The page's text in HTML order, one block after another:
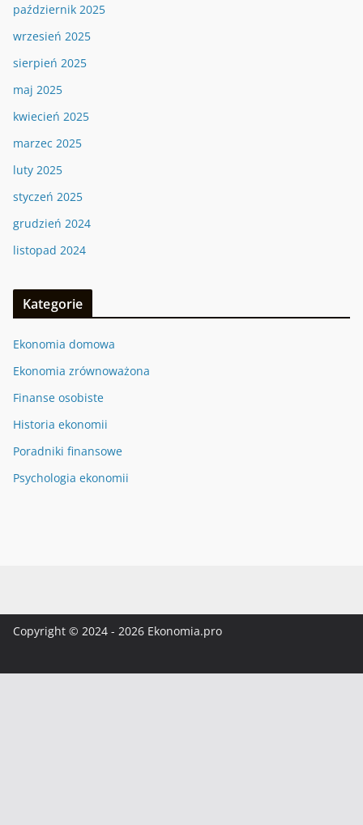
październik 2025
wrzesień 2025
sierpień 2025
maj 2025
kwiecień 2025
marzec 2025
luty 2025
styczeń 2025
grudzień 2024
listopad 2024
Kategorie
Ekonomia domowa
Ekonomia zrównoważona
Finanse osobiste
Historia ekonomii
Poradniki finansowe
Psychologia ekonomii
Copyright © 2024 - 2026 Ekonomia.pro